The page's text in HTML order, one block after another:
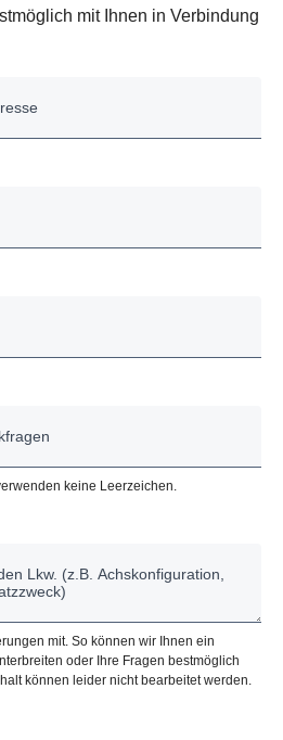
mit Ihnen in Verbindung
keine Leerzeichen.
mit. So können wir Ihnen ein
oder Ihre Fragen bestmöglich
können leider nicht bearbeitet werden.